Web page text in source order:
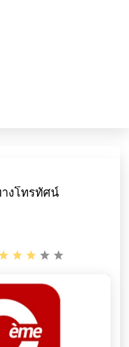
งโทรทัศน์